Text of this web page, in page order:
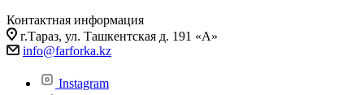
Контактная информация
г.Тараз, ул. Ташкентская д. 191 «А»
info@farforka.kz
Instagram